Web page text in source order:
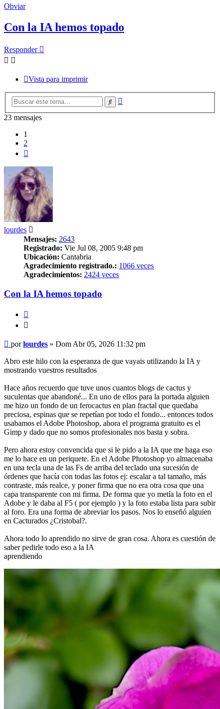
Obviar
Con la IA hemos topado
Responder
Vista para imprimir
Buscar
23 mensajes
1
2
lourdes
Mensajes: 2643
Registrado: Vie Jul 08, 2005 9:48 pm
Ubicación: Cantabria
Agradecimiento registrado.: 1066 veces
Agradecimientos: 2424 veces
Con la IA hemos topado
Mensaje
porlourdes » Dom Abr 05, 2026 11:32 pm
Abro este hilo con la esperanza de que vayais utilizando la IA y
mostrando vuestros resultados
Hace años recuerdo que tuve unos cuantos blogs de cactus y
suculentas que abandoné... En uno de ellos para la portada alguien
me hizo un fondo de un ferocactus en plan fractal que quedaba
preciosa, espinas que se repetían por todo el fondo... entonces todos
usabamos el Adobe Photoshop, ahora el programa gratuito es el
Gimp y dado que no somos profesionales nos basta y sobra.
Pero ahora estoy convencida que si le pido a la IA que me haga eso
me lo hace en un periquete. En el Adobe Photoshop yo almacenaba
en una tecla una de las Fs de arriba del teclado una sucesión de
órdenes que hacía con todas las fotos ej: escalar a tal tamaño, más
contraste, más realce, y poner firma que no era otra cosa que una
capa transparente con mi firma. De forma que yo metía la foto en el
Adobe y le daba al F5 ( por ejemplo ) y la foto estaba lista para subir
al foro. Era una forma de abreviar los pasos. Nos lo enseñó alguien
en Cacturados ¿Cristobal?.
Ahora todo lo aprendido no sirve de gran cosa. Ahora es cuestión de
saber pedirle todo eso a la IA
aprendiendo